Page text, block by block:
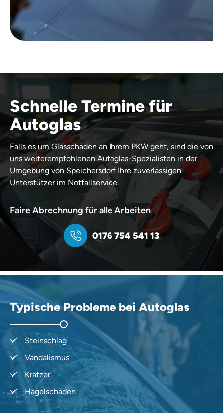
Schnelle Termine für
Autoglas
Falls es um Glasschäden an Ihrem PKW geht, sind die von
uns weiterempfohlenen Autoglas-Spezialisten in der
Umgebung von Speichersdorf Ihre zuverlässigen
Unterstützer im Notfallservice.
Faire Abrechnung für alle Arbeiten
0176 754 541 13
Typische Probleme bei Autoglas
Steinschlag
Vandalismus
Kratzer
Hagelschäden